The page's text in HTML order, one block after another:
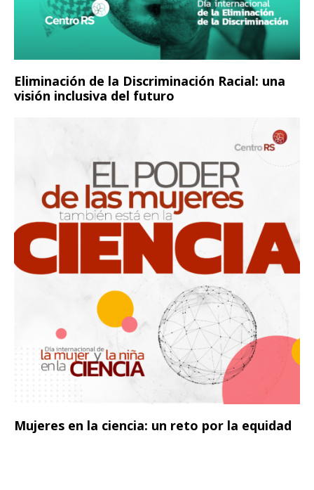
Eliminación de la Discriminación Racial: una
visión inclusiva del futuro
Mujeres en la ciencia: un reto por la equidad